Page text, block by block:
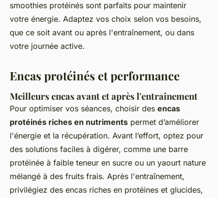
smoothies protéinés sont parfaits pour maintenir
votre énergie. Adaptez vos choix selon vos besoins,
que ce soit avant ou après l'entraînement, ou dans
votre journée active.
Encas protéinés et performance
Meilleurs encas avant et après l'entraînement
Pour optimiser vos séances, choisir des encas
protéinés riches en nutriments permet d’améliorer
l'énergie et la récupération. Avant l’effort, optez pour
des solutions faciles à digérer, comme une barre
protéinée à faible teneur en sucre ou un yaourt nature
mélangé à des fruits frais. Après l'entraînement,
privilégiez des encas riches en protéines et glucides,